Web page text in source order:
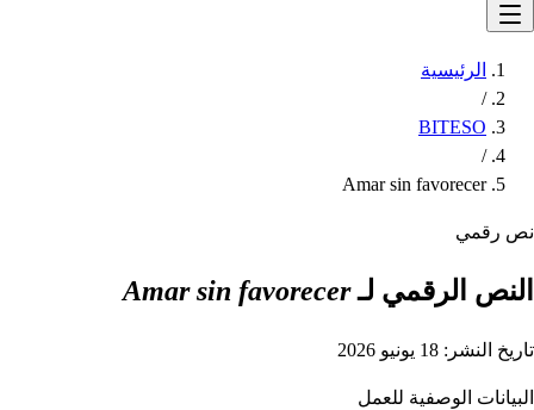
الرئيسية
/
BITESO
/
Amar sin favorecer
نص رقمي
النص الرقمي لـAmar sin favorecer
تاريخ النشر: 18 يونيو 2026
البيانات الوصفية للعمل